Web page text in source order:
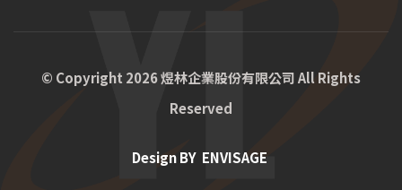
© Copyright 2026 煜林企業股份有限公司 All Rights
Reserved
Design BY ENVISAGE